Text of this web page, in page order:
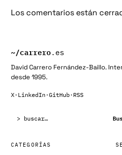
Los comentarios están
~/carrero.es
David Carrero Fernández-Baillo.
desde 1995.
X· LinkedIn·GitHub· RSS
CATEGORÍAS